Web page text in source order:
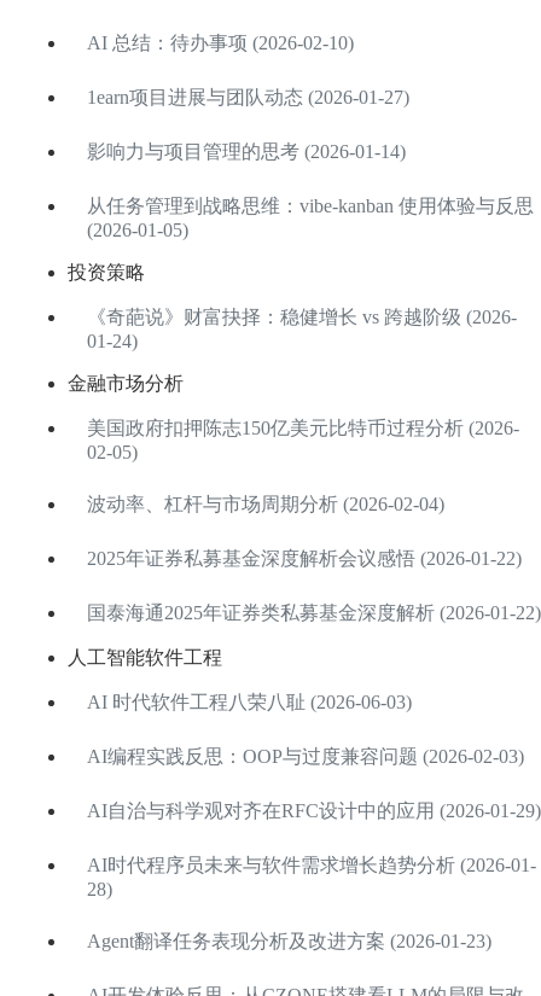
AI 总结：待办事项 (2026-02-10)
1earn项目进展与团队动态 (2026-01-27)
影响力与项目管理的思考 (2026-01-14)
从任务管理到战略思维：vibe-kanban 使用体验与反思
(2026-01-05)
投资策略
《奇葩说》财富抉择：稳健增长 vs 跨越阶级 (2026-
01-24)
金融市场分析
美国政府扣押陈志150亿美元比特币过程分析 (2026-
02-05)
波动率、杠杆与市场周期分析 (2026-02-04)
2025年证券私募基金深度解析会议感悟 (2026-01-22)
国泰海通2025年证券类私募基金深度解析 (2026-01-22)
人工智能软件工程
AI 时代软件工程八荣八耻 (2026-06-03)
AI编程实践反思：OOP与过度兼容问题 (2026-02-03)
AI自治与科学观对齐在RFC设计中的应用 (2026-01-29)
AI时代程序员未来与软件需求增长趋势分析 (2026-01-
28)
Agent翻译任务表现分析及改进方案 (2026-01-23)